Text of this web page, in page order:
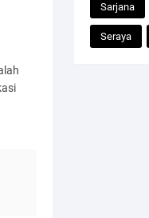
Sarjana
Seraya